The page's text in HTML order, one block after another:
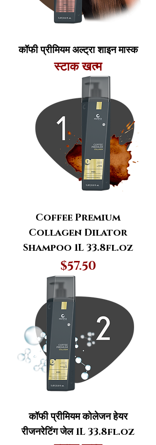
कॉफी प्रीमियम अल्ट्रा शाइन मास्क
स्टाक खत्म
Coffee Premium
Collagen Dilator
Shampoo 1L 33.8fl.oz
मूल्य
$57.50
कॉफी प्रीमियम कोलेजन हेयर
रीजनरेटिंग जेल 1L 33.8fl.oz